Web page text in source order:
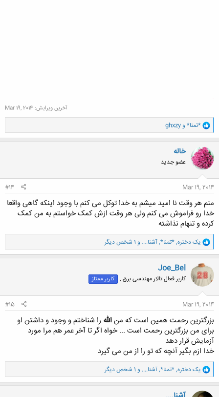
آخرین ویرایش: Mar 19, 2014
و
ا
ک
ن
ش
ه
ا
*تمنا* و ghxzy
خاله
عضو جدید
Mar 19, 2014
#14
منم هر وقت نا امید میشم به خدا توکل می کنم با وجود اینکه گاهی واقعا
خدا رو فراموش می کنم ولی هر وقت ازش کمک خواستم به من کمک
کرده و تنهام نذاشته
و
ا
ک
ن
ش
ه
ا
یک دختره,*تمنا*,آشنا.... و 1 شخص دیگر
Joe_Bel
کاربر فعال تالار مهندسی برق , کاربر ممتاز
Mar 19, 2014
#15
بزرگترین رحمت همین است که منالله را شناختم و وجود و داشتن او
برای من بزرگترین رحمت است ... خواه اگر تا آخر عمر هم مرا مورد
آزمایش قرار دهد
خدا ازم بگیر آنچه که تو را از من می گیرد
و
ا
ک
ن
یک دختره,*تمنا*,آشنا.... و 1 شخص دیگر